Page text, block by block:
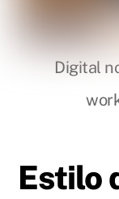
Digital
Estilo